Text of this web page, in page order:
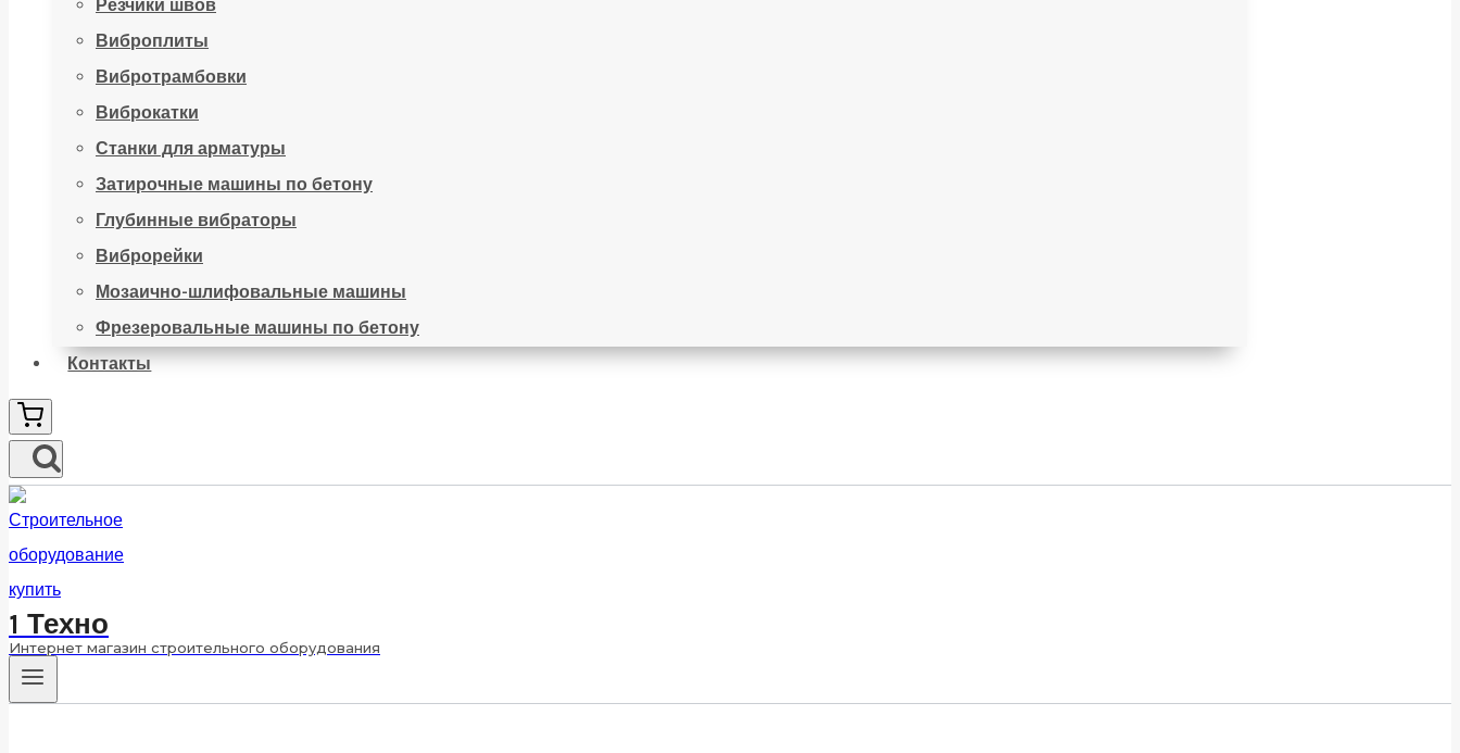
Резчики швов
Виброплиты
Вибротрамбовки
Виброкатки
Станки для арматуры
Затирочные машины по бетону
Глубинные вибраторы
Виброрейки
Мозаично-шлифовальные машины
Фрезеровальные машины по бетону
Контакты
1 Техно
Интернет магазин строительного оборудования